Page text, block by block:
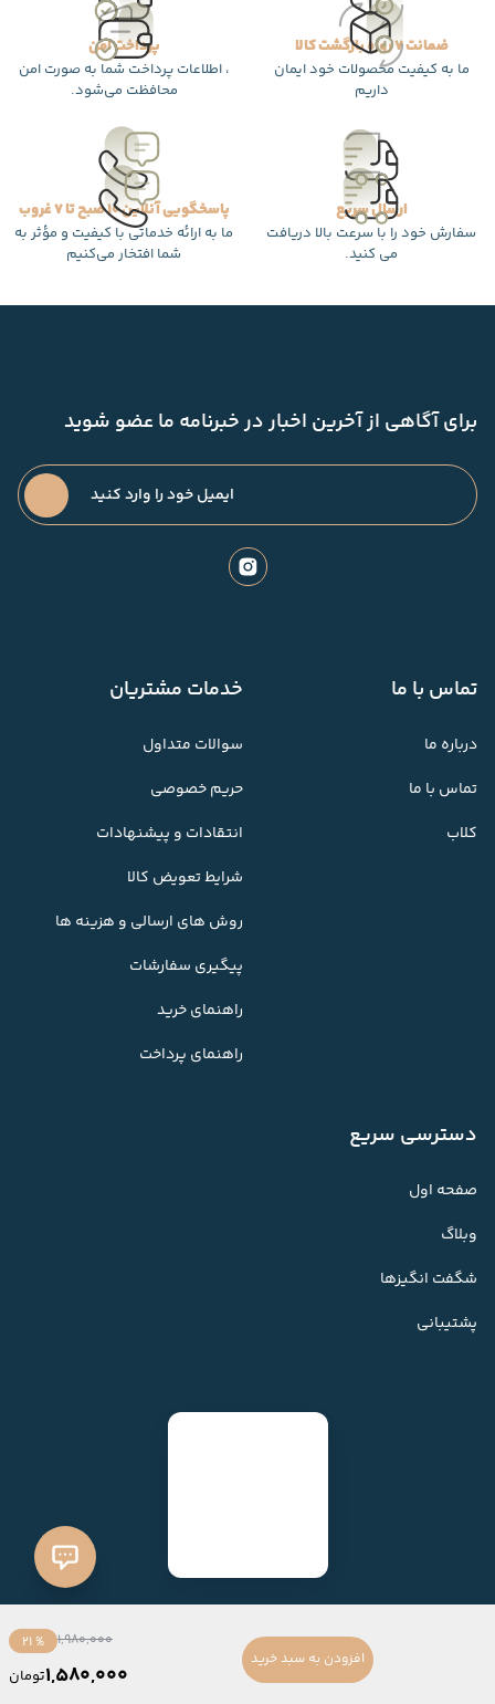
1,980,000
% 21
1,580,000تومان
افزودن به سبد خرید
ضمانت 7 روزه بازگشت کالا
ما به کیفیت محصولات خود ایمان
داریم
پرداخت امن
، اطلاعات پرداخت شما به صورت امن
محافظت می‌شود.
ارسال سریع
سفارش خود را با سرعت بالا دریافت
می کنید.
پاسخگویی آنلاین 10 صبح تا 7 غروب
ما به ارائه خدماتی با کیفیت و مؤثر به
شما افتخار می‌کنیم
برای آگاهی از آخرین اخبار در خبرنامه ما عضو شوید
تماس با ما
درباره ما
تماس با ما
کلاب
خدمات مشتریان
سوالات متداول
حریم خصوصی
انتقادات و پیشنهادات
شرایط تعویض کالا
روش های ارسالی و هزینه ها
پیگیری سفارشات
راهنمای خرید
راهنمای پرداخت
دسترسی سریع
صفحه اول
وبلاگ
شگفت انگیزها
پشتیبانی
ساخته شده بافروشگاه ساز میهن شاپ